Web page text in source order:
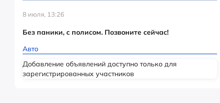
8 июля, 13:26
Без паники, с полисом. Позвоните сейчас!
Авто
Добавление объявлений доступно только для
зарегистрированных участников